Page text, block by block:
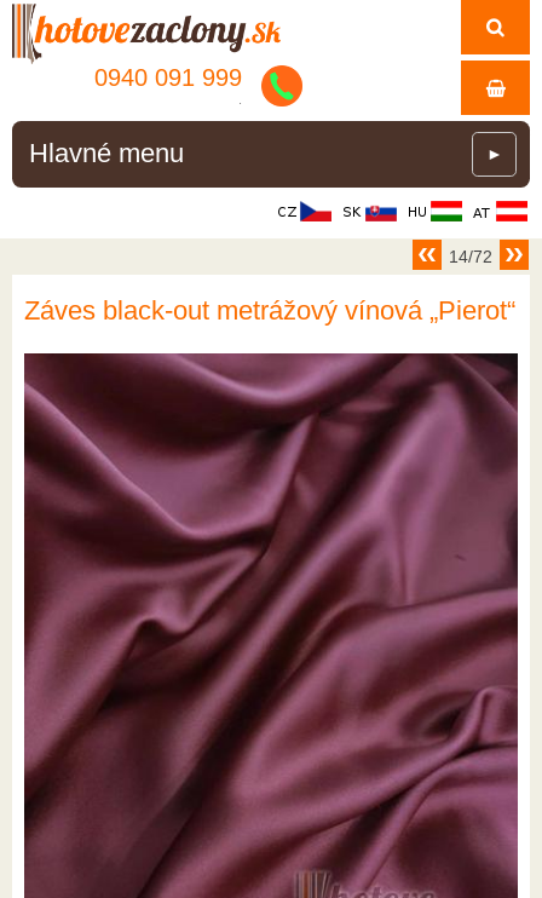
0940 091 999
Hlavné menu ►
14/72
Záves black-out metrážový vínová „Pierot“